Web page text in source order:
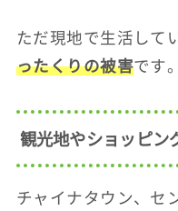
ただ現地で生活して
ったくりの被害です。
観光地やショッピン
チャイナタウン、セ